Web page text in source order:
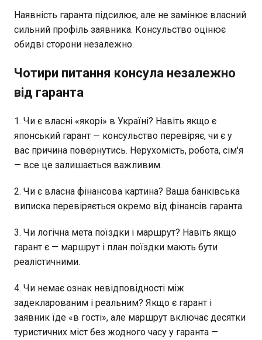
Наявність гаранта підсилює, але не замінює власний
сильний профіль заявника. Консульство оцінює
обидві сторони незалежно.
Чотири питання консула незалежно
від гаранта
1. Чи є власні «якорі» в Україні? Навіть якщо є
японський гарант — консульство перевіряє, чи є у
вас причина повернутись. Нерухомість, робота, сім'я
— все це залишається важливим.
2. Чи є власна фінансова картина? Ваша банківська
виписка перевіряється окремо від фінансів гаранта.
3. Чи логічна мета поїздки і маршрут? Навіть якщо
гарант є — маршрут і план поїздки мають бути
реалістичними.
4. Чи немає ознак невідповідності між
задекларованим і реальним? Якщо є гарант і
заявник їде «в гості», але маршрут включає десятки
туристичних міст без жодного часу у гаранта —